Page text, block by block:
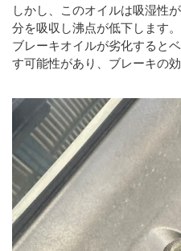
しかし、このオイルは吸湿性
分を吸収し沸点が低下します。
ブレーキオイルが劣化すると
す可能性があり、ブレーキの